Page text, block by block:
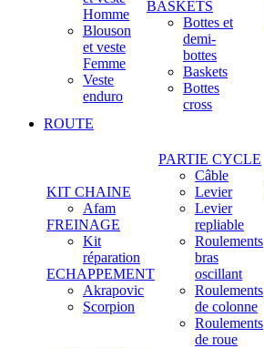
Homme
Blouson
et veste
Femme
Veste
enduro
BASKETS
Bottes et
demi-
bottes
Baskets
Bottes
cross
ROUTE
KIT CHAINE
Afam
FREINAGE
Kit
réparation
ECHAPPEMENT
Akrapovic
Scorpion
PARTIE CYCLE
Câble
Levier
Levier
repliable
Roulements
bras
oscillant
Roulements
de colonne
Roulements
de roue